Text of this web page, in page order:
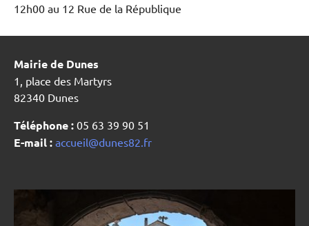
12h00 au 12 Rue de la République
Mairie de Dunes
1, place des Martyrs
82340 Dunes
Téléphone : 05 63 39 90 51
E-mail : accueil@dunes82.fr